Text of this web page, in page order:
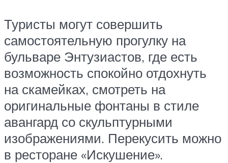
Туристы могут совершить
самостоятельную прогулку на
бульваре Энтузиастов, где есть
возможность спокойно отдохнуть
на скамейках, смотреть на
оригинальные фонтаны в стиле
авангард со скульптурными
изображениями. Перекусить можно
в ресторане «Искушение».